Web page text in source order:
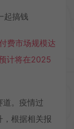
起搞钱
费市场规模达
计将在2025
道。疫情过
根据相关报